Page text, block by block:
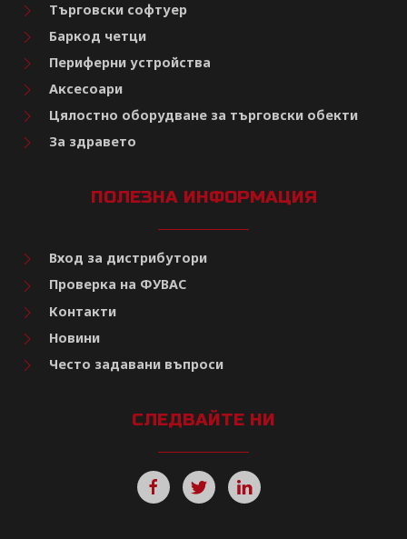
Търговски софтуер
Баркод четци
Периферни устройства
Аксесоари
Цялостно оборудване за търговски обекти
За здравето
ПОЛЕЗНА ИНФОРМАЦИЯ
Вход за дистрибутори
Проверка на ФУВАС
Контакти
Новини
Често задавани въпроси
СЛЕДВАЙТЕ НИ